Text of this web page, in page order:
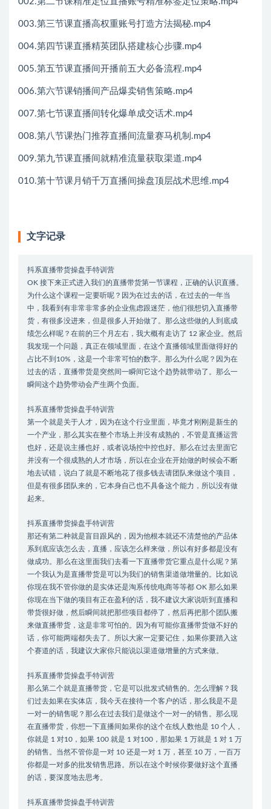
003.第三节课直播高权重账号打造方法揭秘.mp4
004.第四节课直播精英团队搭建核心步骤.mp4
005.第五节课直播间开播前五大必备流程.mp4
006.第六节课销播间产品爆卖销售策略.mp4
007.第七节课直播间转化爆单成交话术.mp4
008.第八节课热门推荐直播间流量赛马机制.mp4
009.第九节课直播间就精准流量获取渠道.mp4
010.第十节课月销千万直播间操盘顶层战术思维.mp4
文字记录
抖系直播带货操盘手特训营
OK 接下来正式进入我们的直播带货第一节课程，正确的认识直播。
为什么这个课程一定要听呢？因为在过去的话，在过去的一年当
中，我看到有非常非常多的企业焦虑跟迷茫，他们很想切入直播带
货，有很多没进来，但是很多人开始做了。那么这些做的人到底成
绩怎么样呢？在前的三个月左右，我大概有走访了 12 家企业。然后
我发现一个问题，真正在领域里面，在这个直播领域里面做得好的
占比不到10%，这是一个非常可怕的数字。那么为什么呢？因为在
过去的话，直播带货是突然间一瞬间它这个趋势就带动了。那么一
瞬间这个趋势带动会产生两个负面。
抖系直播带货操盘手特训营
第一个就是关于人才，因为在这个行业里面，毕竟才刚刚是新生的
一个产业，那么其实在整个市场上并没有成熟的，不管是直播运营
也好，还是说主播也好，或者说场控中控也好。那么在过去里面它
并没有一个很成熟的人才市场，所以在企业在开始做的时候会不断
地去试错，说白了就是不断地花了很多钱去请团队来做这个项目，
但是有很多团队来的，它本身自己也不具备这个能力，所以没有做
起来。
抖系直播带货操盘手特训营
那还有第二种就是盲目跟风的，因为他根本就还不清楚他的产品体
系到底应该怎么去，直播，应该怎么样来做，所以有好多都是没有
做成功。那么在这里面我们去看一下直播带货它重点是什么呢？第
一个我认为是直播带货是可以为我们的销售渠道做增量的。比如说
你现在我不管你做的是实体还是淘系传统电商等等都 OK 那么如果
你现在当下做的项目有正在盈利的话，我不建议大家说听到直播和
带货很好做，然后瞬间就把那些项目都停了，然后再把那个团队搬
来做直播带货，这是非常可怕的。因为有可能你直播带货做不好的
话，你可能两端都失去了。所以大家一定要记住，如果你要踏入这
个赛道的话，我建议大家你只能说以渠道做增量的方式来做。
抖系直播带货操盘手特训营
那么第二个就是直播带货，它是可以批发式销售的。怎么理解？我
们过去如果在实体店，我今天在接待一个客户的话，那么我是不是
一对一的销售呢？那么在过去我们是做这个一对一的销售。那么现
在直播带货，你想一下直播间如果你的这个在线人数他是 10 个人，
你就是 1 对10，如果 100 就是 1 对100，那如果 1 万就是 1 对 1 万
的销售。当然不管你是一对 10 还是一对 1 万，甚至 10 万，一百万
你都是一对多的批发销售思路。所以在这个时候你要做好这个直播
的话，要深度地去思考。
抖系直播带货操盘手特训营